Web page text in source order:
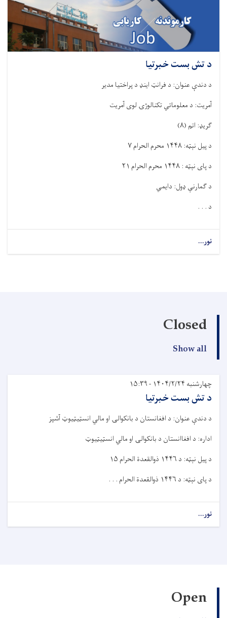
د تش بست خبرتیا
د دندې عنوان: د فرانټ اینډ د پراختیا مدیر
آمریت: د معلوماتي تکنالوژۍ لوی آمریت
ګریډ: اتم (۸)
د پیل نېټه: ۱۴۴۸ محرم الحرام۷
د پای نېټه : ۱۴۴۸ محرم الحرام ۲۱
د ګمارنې ډول: دایمي
د . . .
نور...
Closed
Show all
چهارشنبه ۱۴۰۴/۲/۲۴ - ۱۵:۳۹
د تش بست خبرتیا
د دندې عنوان: د افغانستان د بانکوالۍ او مالي انسټیټیوټ آشپز
اداره: د افغاانستان د بانکوالۍ او مالي انسټیټیوټ
د پیل نېټه: د ۱۴۴۶ ذوالقعدة الحرام۱۵
د پای نېټه: د ۱۴۴۶ ذوالقعدة الحرام . . .
نور...
Open